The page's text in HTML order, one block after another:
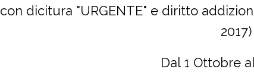
con dicitura "URGENTE" e diritto
2017)
Dal 1 Ottobre